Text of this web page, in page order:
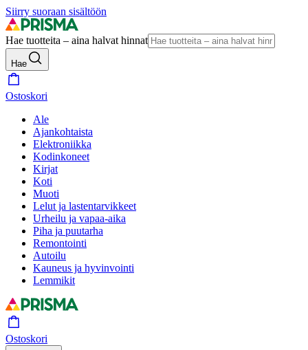
Siirry suoraan sisältöön
Hae tuotteita – aina halvat hinnat
Hae
Ostoskori
Ale
Ajankohtaista
Elektroniikka
Kodinkoneet
Kirjat
Koti
Muoti
Lelut ja lastentarvikkeet
Urheilu ja vapaa-aika
Piha ja puutarha
Remontointi
Autoilu
Kauneus ja hyvinvointi
Lemmikit
Ostoskori